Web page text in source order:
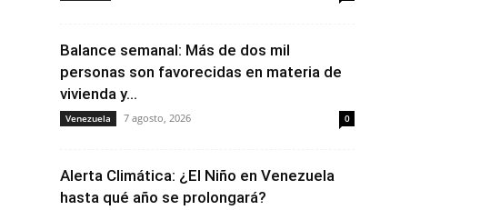
Balance semanal: Más de dos mil
personas son favorecidas en materia de
vivienda y...
Venezuela 7 agosto, 2026 0
Alerta Climática: ¿El Niño en Venezuela
hasta qué año se prolongará?